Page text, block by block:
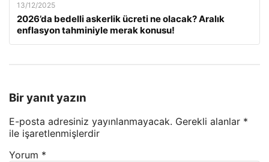
13/12/2025
2026’da bedelli askerlik ücreti ne olacak? Aralık
enflasyon tahminiyle merak konusu!
Bir yanıt yazın
E-posta adresiniz yayınlanmayacak. Gerekli alanlar *
ile işaretlenmişlerdir
Yorum *